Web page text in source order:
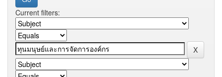
Current filters: